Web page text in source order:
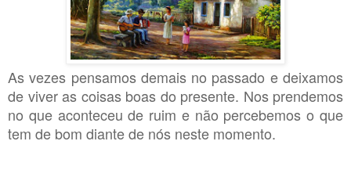
As vezes pensamos demais no passado e deixamos
de viver as coisas boas do presente. Nos prendemos
no que aconteceu de ruim e não percebemos o que
tem de bom diante de nós neste momento.